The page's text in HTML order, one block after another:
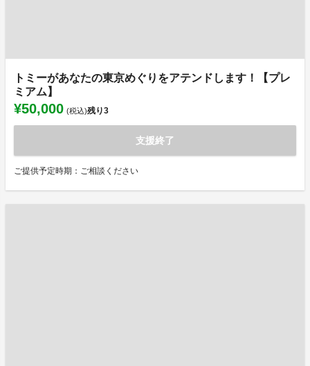
トミーがあなたの東京めぐりをアテンドします！【プレ
ミアム】
¥50,000 (税込)残り3
支援終了
ご提供予定時期：ご相談ください